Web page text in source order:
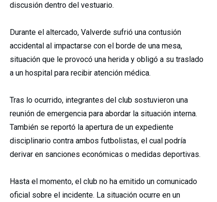
discusión dentro del vestuario.
Durante el altercado, Valverde sufrió una contusión
accidental al impactarse con el borde de una mesa,
situación que le provocó una herida y obligó a su traslado
a un hospital para recibir atención médica.
Tras lo ocurrido, integrantes del club sostuvieron una
reunión de emergencia para abordar la situación interna.
También se reportó la apertura de un expediente
disciplinario contra ambos futbolistas, el cual podría
derivar en sanciones económicas o medidas deportivas.
Hasta el momento, el club no ha emitido un comunicado
oficial sobre el incidente. La situación ocurre en un